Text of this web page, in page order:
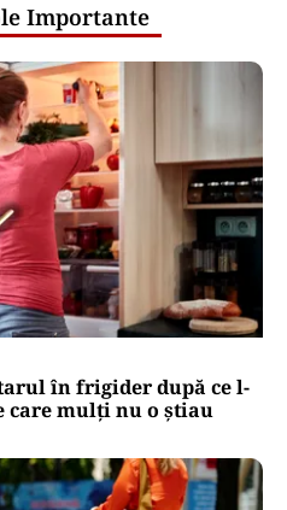
Importante
în frigider după ce l-
care mulți nu o știau